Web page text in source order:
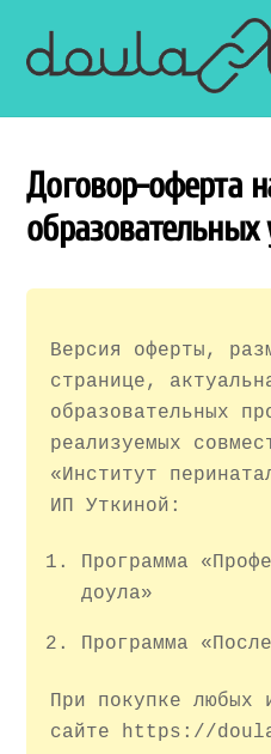
content
Договор-оферта
образовательных
Версия оферты,
странице,
образовательных
реализуемых
«Институт
ИП Уткиной:
Программа
доула»
Программа
При покупке любых
сайте https://